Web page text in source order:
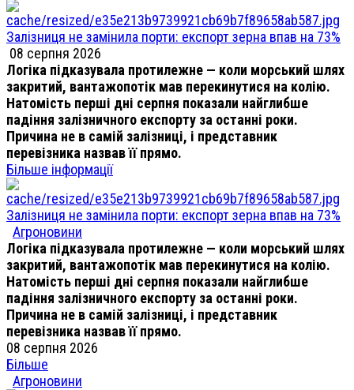
Залізниця не замінила порти: експорт зерна впав на 73%
08 серпня 2026
Логіка підказувала протилежне — коли морський шлях
закритий, вантажопотік мав перекинутися на колію.
Натомість перші дні серпня показали найглибше
падіння залізничного експорту за останні роки.
Причина не в самій залізниці, і представник
перевізника назвав її прямо.
Більше інформації
Залізниця не замінила порти: експорт зерна впав на 73%
Агроновини
Логіка підказувала протилежне — коли морський шлях
закритий, вантажопотік мав перекинутися на колію.
Натомість перші дні серпня показали найглибше
падіння залізничного експорту за останні роки.
Причина не в самій залізниці, і представник
перевізника назвав її прямо.
08 серпня 2026
Більше
Агроновини